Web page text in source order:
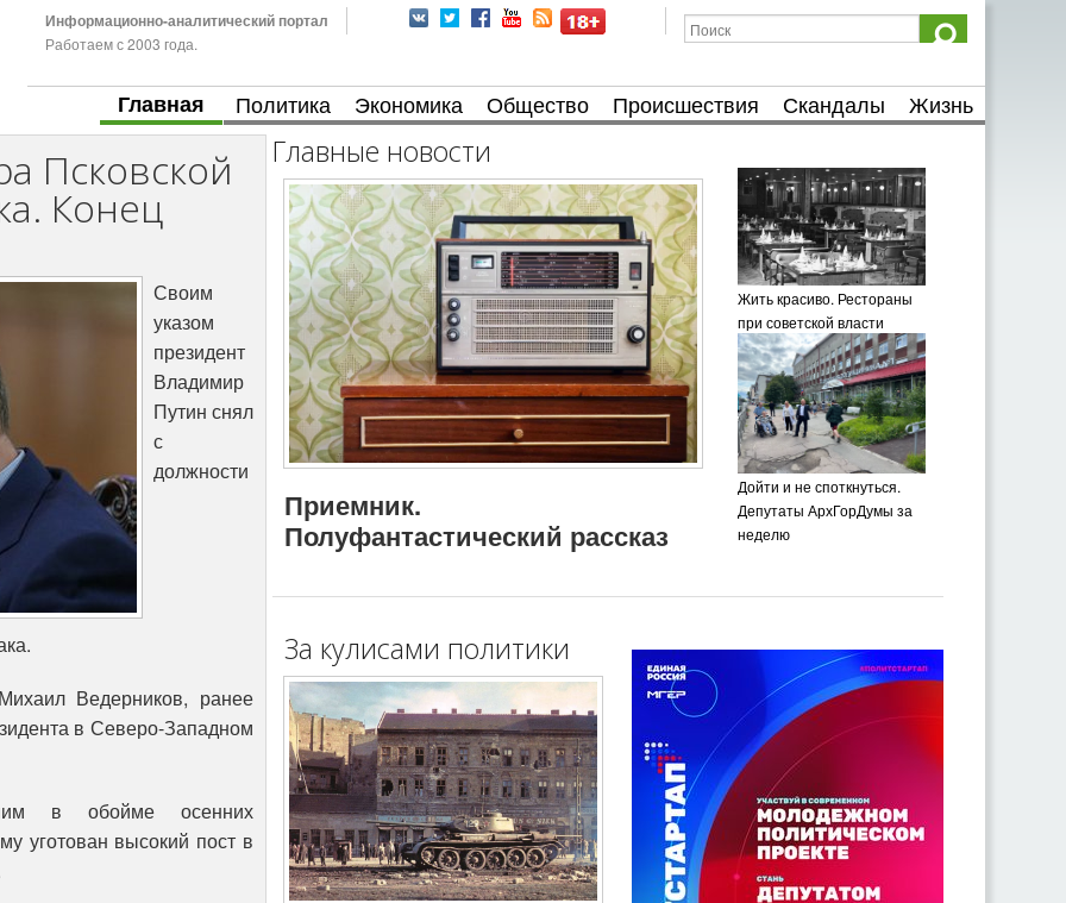
Информационно-аналитический портал
Работаем с 2003 года.
Главная Политика Экономика Общество Происшествия Скандалы Жизнь
Псковской
Конец
Своим
указом
президент
Владимир
Путин снял
с
должности
Ведерников, ранее
в Северо-Западном
в обойме осенних
уготован высокий пост в
Главные новости
Приемник.
Полуфантастический рассказ
Жить красиво. Рестораны
при советской власти
Дойти и не споткнуться.
Депутаты АрхГорДумы за
неделю
За кулисами политики